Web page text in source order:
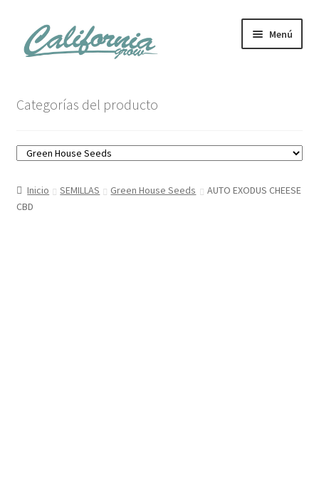
al
contenido
Menú
Carrito
Mi cuenta
Categorías del producto
Inicio SEMILLAS Green House Seeds
AUTO EXODUS CHEESE
CBD